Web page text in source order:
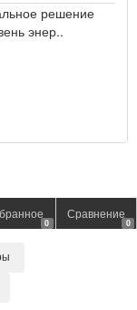
решение
энер..
0
Сравнение
0